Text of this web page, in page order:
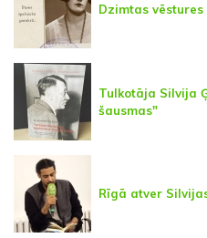
Dzimtas
Tulkotāja Silvija
šausmas"
Rīgā atver